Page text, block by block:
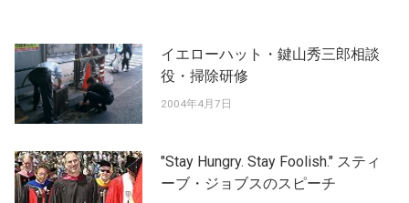
イエローハット・鍵山秀三郎相談
役・掃除研修
2004年4月7日
"Stay Hungry. Stay Foolish." スティ
ーブ・ジョブスのスピーチ